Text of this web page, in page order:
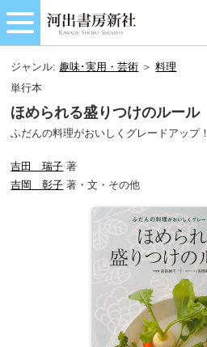
ジャンル: 趣味･実用・芸術 ＞料理
単行本
ほめられる盛りつけのルール
ふだんの料理がおいしくグレードアップ！
吉田 瑞子 著
吉岡 彰子 著・文・その他